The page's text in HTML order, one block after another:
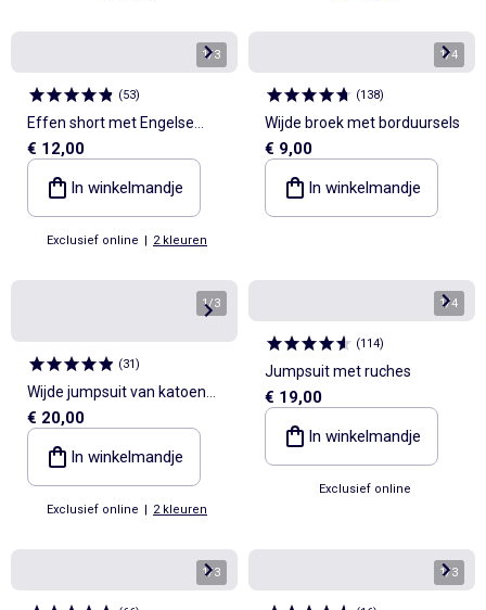
1/3
(53)
Effen short met Engelse
borduursels
€ 12,00
In winkelmandje
Exclusief online | 2 kleuren
1/4
(138)
Wijde broek met borduursels
€ 9,00
In winkelmandje
1/3
(31)
Wijde jumpsuit van katoen
met Engelse broderie en
ruches
€ 20,00
In winkelmandje
Exclusief online | 2 kleuren
1/4
(114)
Jumpsuit met ruches
€ 19,00
In winkelmandje
Exclusief online
1/3 1/3